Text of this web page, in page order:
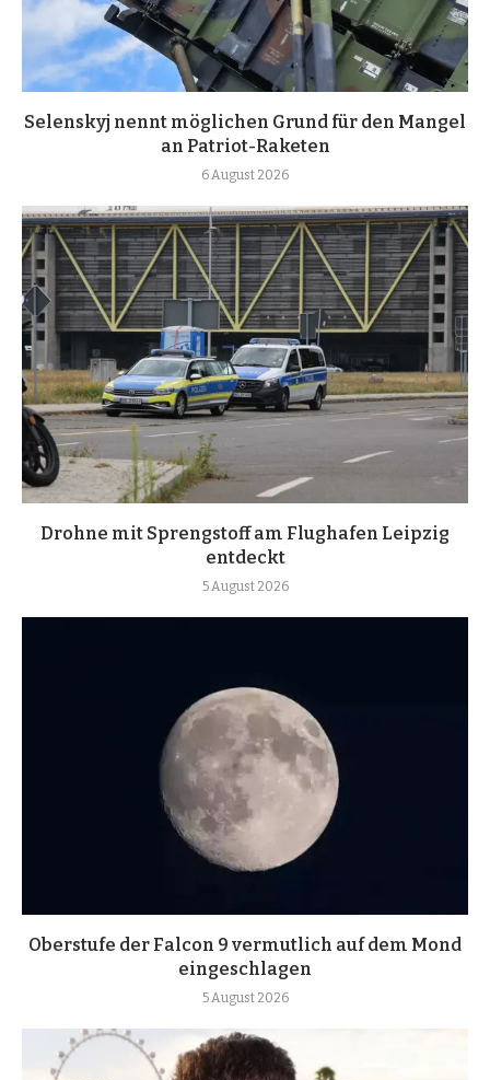
Selenskyj nennt möglichen Grund für den Mangel
an Patriot-Raketen
6 August 2026
Drohne mit Sprengstoff am Flughafen Leipzig
entdeckt
5 August 2026
Oberstufe der Falcon 9 vermutlich auf dem Mond
eingeschlagen
5 August 2026